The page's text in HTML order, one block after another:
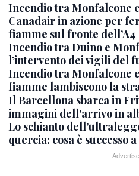
Incendio tra Monfalcone
Canadair in azione per
fiamme sul fronte dell’A4
Incendio tra Duino e
l’intervento dei vigili del
Incendio tra Monfalcone
fiamme lambiscono la
Il Barcellona sbarca in
immagini dell'arrivo in
Lo schianto
quercia: cosa è successo